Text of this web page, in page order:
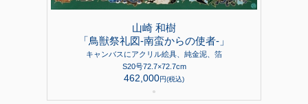
山崎 和樹
「鳥獣祭礼図-南蛮からの使者-」
キャンバスにアクリル絵具、純金泥、箔
S20号72.7×72.7cm
462,000円(税込)
●